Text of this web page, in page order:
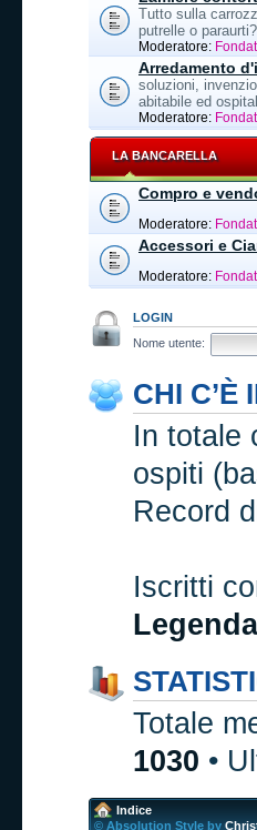
Tutto sulla
putrelle o paraurti?
Moderatore:
Arredamento
soluzioni,
abitabile ed
Moderatore:
LA BANCARELLA
Compro e
Moderatore:
Accessori e
Moderatore:
LOGIN
Nome utente:
CHI C’È
In totale
ospiti
Record
Iscritti
Totale
1030 •
Indice
© Absolution Style by